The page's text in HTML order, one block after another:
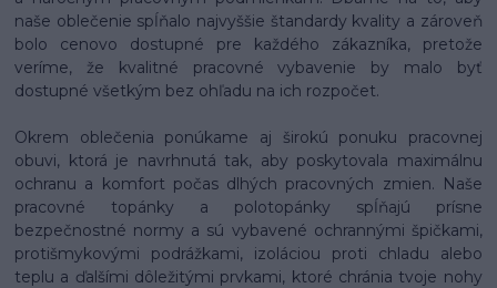
naše oblečenie spĺňalo najvyššie štandardy kvality a zároveň
bolo cenovo dostupné pre každého zákazníka, pretože
veríme, že kvalitné pracovné vybavenie by malo byť
dostupné všetkým bez ohľadu na ich rozpočet.
Okrem oblečenia ponúkame aj širokú ponuku pracovnej
obuvi, ktorá je navrhnutá tak, aby poskytovala maximálnu
ochranu a komfort počas dlhých pracovných zmien. Naše
pracovné topánky a polotopánky spĺňajú prísne
bezpečnostné normy a sú vybavené ochrannými špičkami,
protišmykovými podrážkami, izoláciou proti chladu alebo
teplu a ďalšími dôležitými prvkami, ktoré chránia tvoje nohy